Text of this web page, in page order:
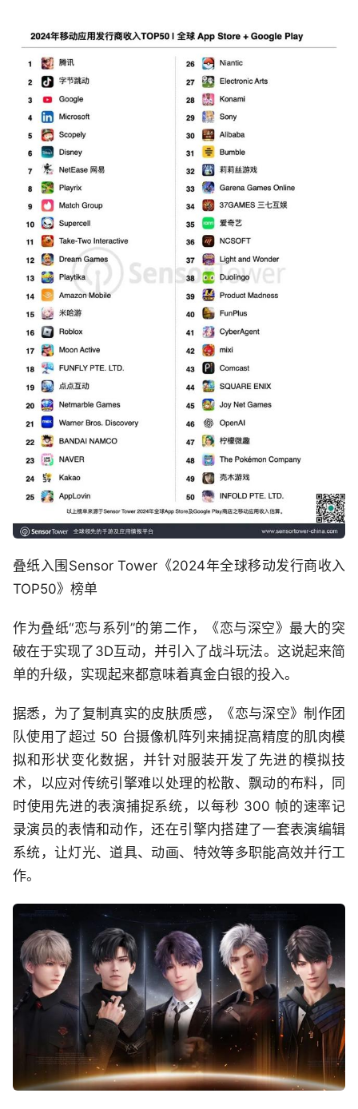
叠纸入围Sensor Tower《2024年全球移动发行商收入
TOP50》榜单
作为叠纸“恋与系列”的第二作，《恋与深空》最大的突
破在于实现了3D互动，并引入了战斗玩法。这说起来简
单的升级，实现起来都意味着真金白银的投入。
据悉，为了复制真实的皮肤质感，《恋与深空》制作团
队使用了超过 50 台摄像机阵列来捕捉高精度的肌肉模
拟和形状变化数据，并针对服装开发了先进的模拟技
术，以应对传统引擎难以处理的松散、飘动的布料，同
时使用先进的表演捕捉系统，以每秒 300 帧的速率记
录演员的表情和动作，还在引擎内搭建了一套表演编辑
系统，让灯光、道具、动画、特效等多职能高效并行工
作。